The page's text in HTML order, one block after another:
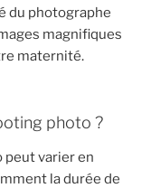
du photographe
magnifiques
maternité.
photo ?
peut varier en
la durée de